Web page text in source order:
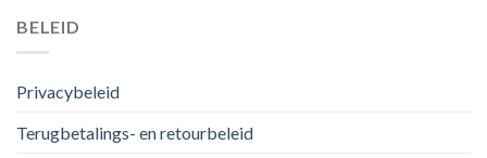
BELEID
Privacybeleid
Terugbetalings- en retourbeleid